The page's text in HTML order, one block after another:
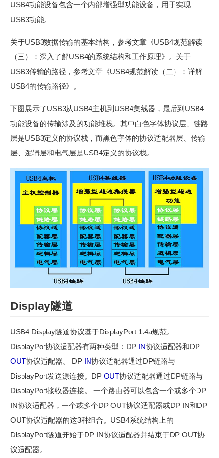
USB4功能设备包含一个内部增强型功能设备，用于实现
USB3功能。
关于USB3数据传输的基本结构，参考文章《USB4规范解读
（三）：深入了解USB4的系统结构和工作原理》。关于
USB3传输的路径，参考文章《USB4规范解读（二）：详解
USB4的传输路径》。
下图展示了USB3从USB4主机到USB4集线器，最后到USB4
功能设备的传输涉及的功能堆栈。其中白色字体协议层、链路
层是USB3定义的协议栈，而黑色字体的协议适配器层、传输
层、逻辑层和电气层是USB4定义的协议栈。
Display隧道
USB4 Display隧道协议基于DisplayPort 1.4a规范。
DisplayPor协议适配器有两种类型：DP IN协议适配器和DP
OUT协议适配器。 DP IN协议适配器通过DP链路与
DisplayPort发送源连接。DP OUT协议适配器通过DP链路与
DisplayPort接收器连接。 一个路由器可以包含一个或多个DP
IN协议适配器，一个或多个DP OUT协议适配器或DP IN和DP
OUT协议适配器的这3种组合。USB4系统结构上的
DisplayPort隧道开始于DP IN协议适配器并结束于DP OUT协
议适配器。